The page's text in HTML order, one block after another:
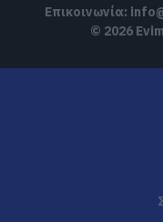
Επικοινωνία:
© 2026